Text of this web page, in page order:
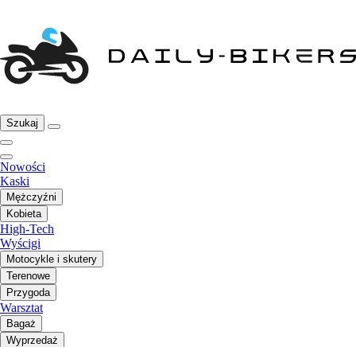
Szukaj
Nowości
Kaski
Mężczyźni
Kobieta
High-Tech
Wyścigi
Motocykle i skutery
Terenowe
Przygoda
Warsztat
Bagaż
Wyprzedaż